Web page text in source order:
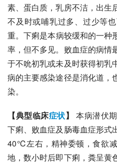
素、蛋白质，乳房不洁，出生
不及时或哺乳过多、过少等
重。下痢是本病较缓和的一种
率，但不多见。败血症的病情
于不吮初乳或未及时获得初乳
病的主要感染途径是消化道，
染。
【典型临床症状】
本病潜伏
下痢、败血症及肠毒血症形式
40℃左右，精神委顿，食欲
地，数小时后即下痢，粪呈黄